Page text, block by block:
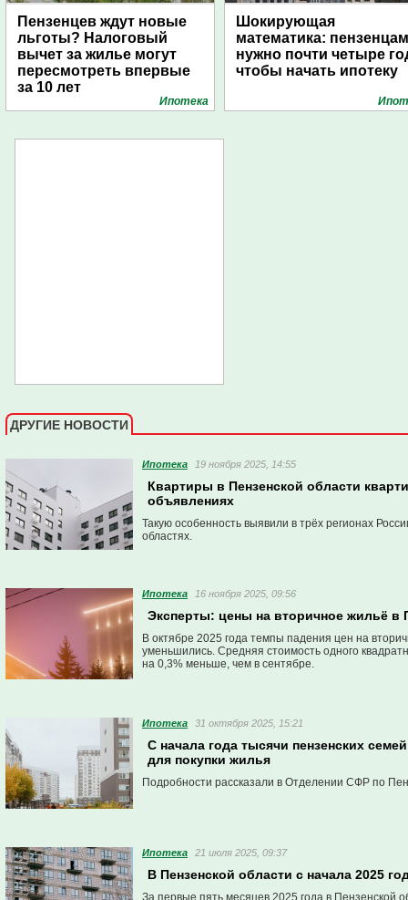
Пензенцев ждут новые
льготы? Налоговый
вычет за жилье могут
пересмотреть впервые
за 10 лет
Ипотека
Шокирующая
математика: пензенцам
нужно почти четыре
чтобы начать ипотеку
ДРУГИЕ НОВОСТИ
Ипотека 19 ноября 2025, 14:55
Квартиры в Пензенской области
объявлениях
Такую особенность выявили в трёх регионах
областях.
Ипотека 16 ноября 2025, 09:56
Эксперты: цены на вторичное жильё в
В октябре 2025 года темпы падения цен на
уменьшились. Средняя стоимость одного
на 0,3% меньше, чем в сентябре.
Ипотека 31 октября 2025, 15:21
С начала года тысячи пензенских
для покупки жилья
Подробности рассказали в Отделении СФР по
Ипотека 21 июля 2025, 09:37
В Пензенской области с начала 2025
За первые пять месяцев 2025 года в Пензенской